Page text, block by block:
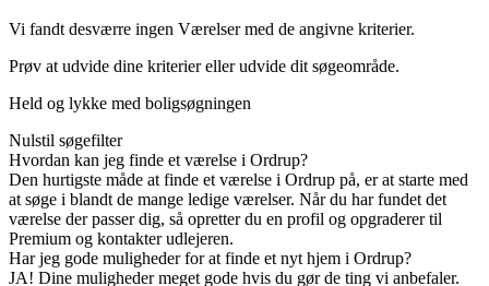
Vi fandt desværre ingen Værelser med de angivne kriterier.
Prøv at udvide dine kriterier eller udvide dit søgeområde.
Held og lykke med boligsøgningen
Nulstil søgefilter
Hvordan kan jeg finde et værelse i Ordrup?
Den hurtigste måde at finde et værelse i Ordrup på, er at starte med
at søge i blandt de mange ledige værelser. Når du har fundet det
værelse der passer dig, så opretter du en profil og opgraderer til
Premium og kontakter udlejeren.
Har jeg gode muligheder for at finde et nyt hjem i Ordrup?
JA! Dine muligheder meget gode hvis du gør de ting vi anbefaler.